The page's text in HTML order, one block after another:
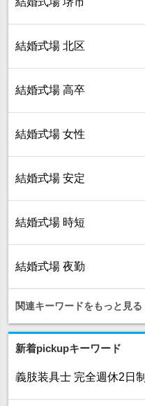
結婚式場 北区
結婚式場 高卒
結婚式場 女性
結婚式場 安定
結婚式場 時短
結婚式場 夜勤
関連キーワードをもっと見る
新着pickupキーワード
義肢装具士 完全週休2日制